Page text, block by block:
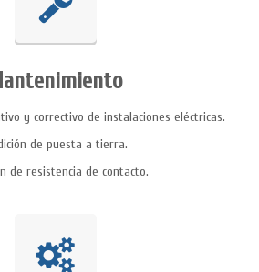
y correctivo de instalaciones eléctricas.
de puesta a tierra.
de resistencia de contacto.